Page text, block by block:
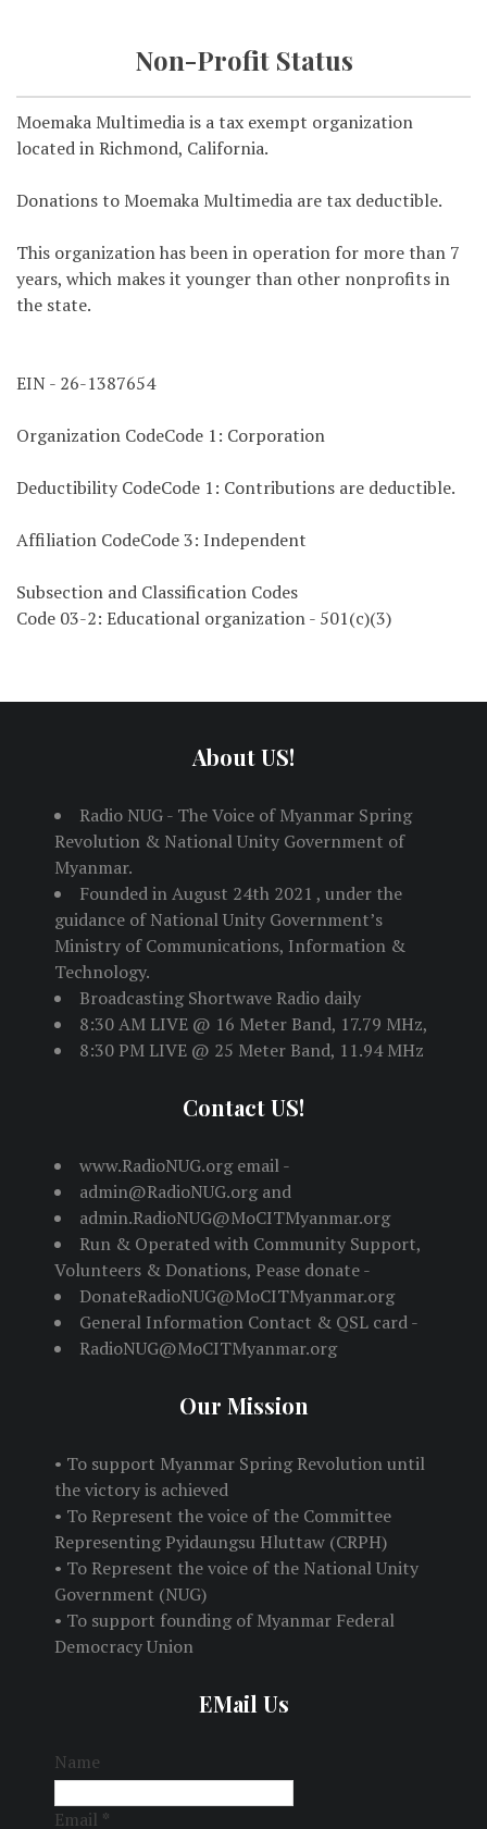
Non-Profit Status
Moemaka Multimedia is a tax exempt organization
located in Richmond, California.
Donations to Moemaka Multimedia are tax deductible.
This organization has been in operation for more than 7
years, which makes it younger than other nonprofits in
the state.
EIN - 26-1387654
Organization CodeCode 1: Corporation
Deductibility CodeCode 1: Contributions are deductible.
Affiliation CodeCode 3: Independent
Subsection and Classification Codes
Code 03-2: Educational organization - 501(c)(3)
About US!
Radio NUG - The Voice of Myanmar Spring
Revolution & National Unity Government of
Myanmar.
Founded in August 24th 2021 , under the
guidance of National Unity Government’s
Ministry of Communications, Information &
Technology.
Broadcasting Shortwave Radio daily
8:30 AM LIVE @ 16 Meter Band, 17.79 MHz,
8:30 PM LIVE @ 25 Meter Band, 11.94 MHz
Contact US!
www.RadioNUG.org email -
admin@RadioNUG.org and
admin.RadioNUG@MoCITMyanmar.org
Run & Operated with Community Support,
Volunteers & Donations, Pease donate -
DonateRadioNUG@MoCITMyanmar.org
General Information Contact & QSL card -
RadioNUG@MoCITMyanmar.org
Our Mission
• To support Myanmar Spring Revolution until
the victory is achieved
• To Represent the voice of the Committee
Representing Pyidaungsu Hluttaw (CRPH)
• To Represent the voice of the National Unity
Government (NUG)
• To support founding of Myanmar Federal
Democracy Union
EMail Us
Name
Email *